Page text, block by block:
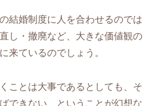
結婚制度に人を合わせるのでは
し・撤廃など、大きな価値観の
来ているのでしょう。
ことは大事であるとしても、そ
できない、ということが幻想な